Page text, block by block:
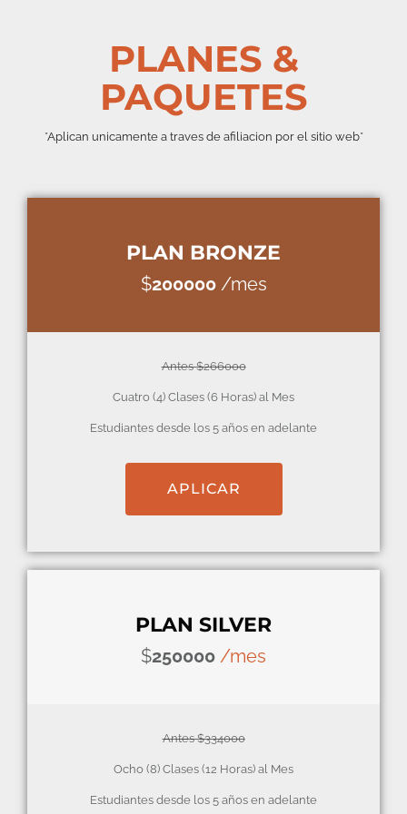
PLANES &
PAQUETES
*Aplican unicamente a traves de afiliacion por el sitio web*
PLAN BRONZE
$200000 /mes
Antes $266000
Cuatro (4) Clases (6 Horas) al Mes
Estudiantes desde los 5 años en adelante
APLICAR
PLAN SILVER
$250000 /mes
Antes $334000
Ocho (8) Clases (12 Horas) al Mes
Estudiantes desde los 5 años en adelante